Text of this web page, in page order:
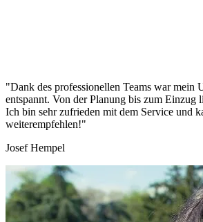
"Dank des professionellen Teams war mein
entspannt. Von der Planung bis zum Einzug
Ich bin sehr zufrieden mit dem Service und
weiterempfehlen!"
Josef Hempel